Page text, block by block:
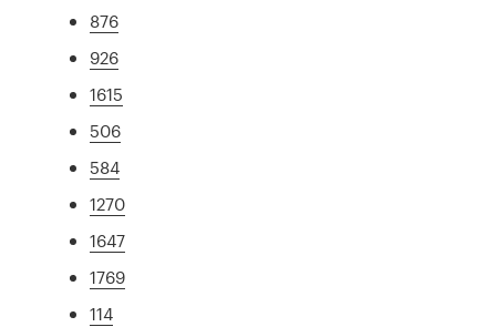
876
926
1615
506
584
1270
1647
1769
114